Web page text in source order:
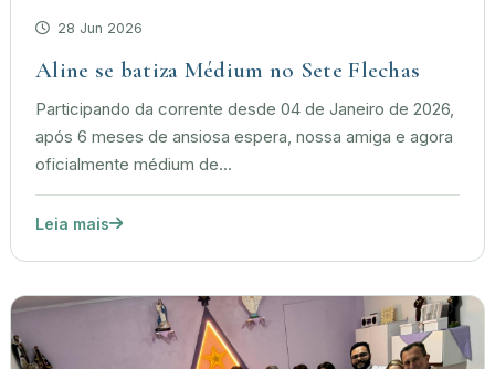
28 Jun 2026
Aline se batiza Médium no Sete Flechas
Participando da corrente desde 04 de Janeiro de 2026,
após 6 meses de ansiosa espera, nossa amiga e agora
oficialmente médium de...
Leia mais